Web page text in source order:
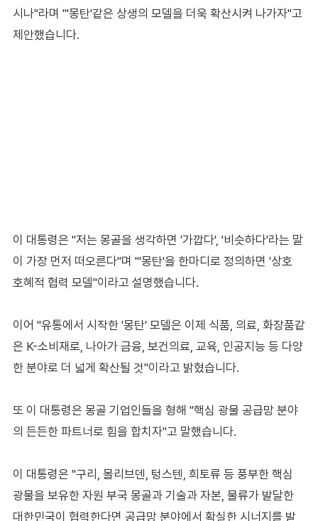
시나"라며 "'몽탄'같은 상생의 모델을 더욱 확산시켜 나가자"고
제안했습니다.
이 대통령은 "저는 몽골을 생각하면 '가깝다', '비슷하다'라는 말
이 가장 먼저 떠오른다"며 "'몽탄'을 한마디로 정의하면 '상호
호혜적 협력 모델"이라고 설명했습니다.
이어 "유통에서 시작한 '몽탄' 모델은 이제 식품, 의료, 화장품같
은 K-소비재로, 나아가 금융, 보건의료, 교육, 인공지능 등 다양
한 분야로 더 넓게 확산될 것"이라고 밝혔습니다.
또 이 대통령은 몽골 기업인들을 형해 "핵심 광물 공급망 분야
의 든든한 파트너로 힘을 합치자"고 말했습니다.
이 대통령은 "구리, 몰리브덴, 텅스텐, 희토류 등 풍부한 핵심
광물을 보유한 자원 부국 몽골과 기술과 자본, 물류가 발달한
대한민국이 협력한다면 공급망 분야에서 확실한 시너지를 발